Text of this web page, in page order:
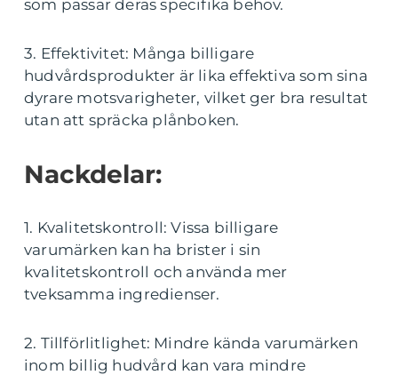
som passar deras specifika behov.
3. Effektivitet: Många billigare
hudvårdsprodukter är lika effektiva som sina
dyrare motsvarigheter, vilket ger bra resultat
utan att spräcka plånboken.
Nackdelar:
1. Kvalitetskontroll: Vissa billigare
varumärken kan ha brister i sin
kvalitetskontroll och använda mer
tveksamma ingredienser.
2. Tillförlitlighet: Mindre kända varumärken
inom billig hudvård kan vara mindre